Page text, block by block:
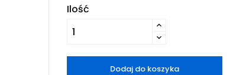
Ilość
Dodaj do koszyka